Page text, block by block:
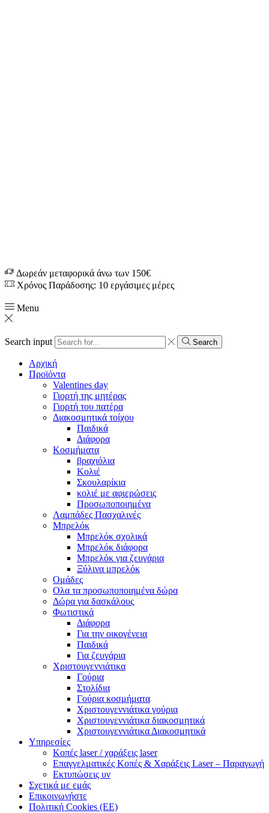
Δωρεάν μεταφορικά άνω των 150€
Χρόνος Παράδοσης: 10 εργάσιμες μέρες
Menu
Search input Search
Αρχική
Προϊόντα
Valentines day
Γιορτή της μητέρας
Γιορτή του πατέρα
Διακοσμητικά τοίχου
Παιδικά
Διάφορα
Κοσμήματα
βραχιόλια
Kολιέ
Σκουλαρίκια
κολιέ με αφιερώσεις
Προσωποποιημένα
Λαμπάδες Πασχαλινές
Μπρελόκ
Μπρελόκ σχολικά
Μπρελόκ διάφορα
Μπρελόκ για ζευγάρια
Ξύλινα μπρελόκ
Ομάδες
Ολα τα προσωποποιημένα δώρα
Δώρα για δασκάλους
Φωτιστικά
Διάφορα
Για την οικογένεια
Παιδικά
Για ζευγάρια
Χριστουγεννιάτικα
Γούρια
Στολίδια
Γούρια κοσμήματα
Χριστουγεννιάτικα γούρια
Χριστουγεννιάτικα διακοσμητικά
Χριστουγεννιάτικα Διακοσμητικά
Υπηρεσίες
Κοπές laser / χαράξεις laser
Επαγγελματικές Κοπές & Χαράξεις Laser – Παραγωγή
Εκτυπώσεις υν
Σχετικά με εμάς
Επικοινωνήστε
Πολιτική Cookies (ΕΕ)